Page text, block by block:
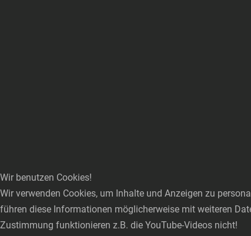
Wir benutzen Cookies!
Wir verwenden Cookies, um Inhalte und Anzeigen zu
führen diese Informationen möglicherweise mit weiteren
Zustimmung funktionieren z.B. die YouTube-Videos nicht!